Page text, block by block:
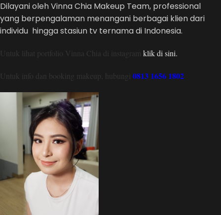
Dilayani oleh Vinna Chia Makeup Team, professional
yang berpengalaman menangani berbagai klien dari
individu hingga stasiun tv ternama di Indonesia.
Untuk lihat portfolio Vinna Chia di instagram klik di sini.
Untuk info dan booking makeup, hubungi 0813 1656 1802